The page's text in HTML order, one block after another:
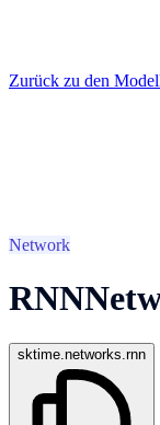
Zurück zu den
Network
sktime.networks.rnn